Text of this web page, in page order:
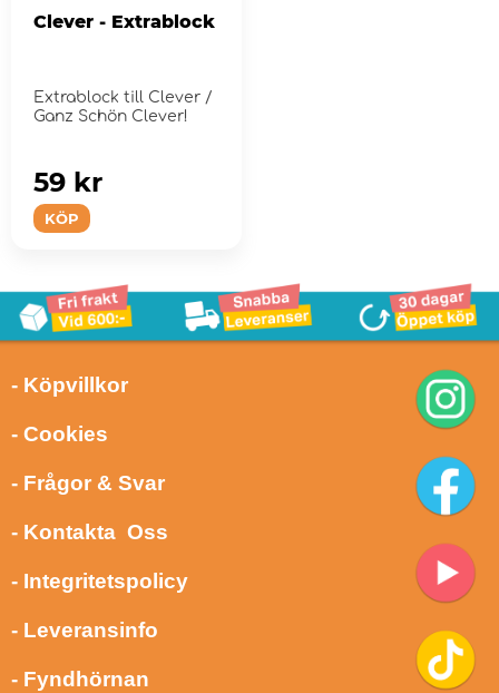
Clever - Extrablock
Extrablock till Clever /
Ganz Schön Clever!
KÖP
59 kr
- Köpvillkor
- Cookies
- Frågor & Svar
- Kontakta Oss
- Integritetspolicy
- Leveransinfo
- Fyndhörnan